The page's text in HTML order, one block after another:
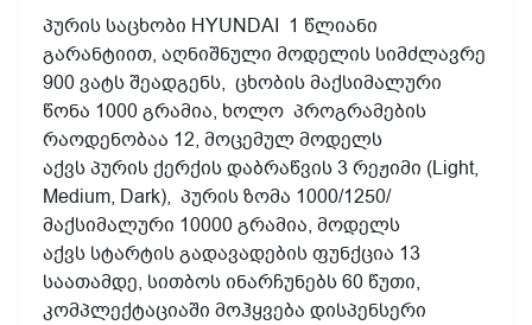
პურის საცხობი HYUNDAI 1 წლიანი
გარანტიით, აღნიშნული მოდელის სიმძლავრე
900 ვატს შეადგენს, ცხობის მაქსიმალური
წონა 1000 გრამია, ხოლო პროგრამების
რაოდენობაა 12, მოცემულ მოდელს
აქვს პურის ქერქის დაბრაწვის 3 რეჟიმი (Light,
Medium, Dark), პურის ზომა 1000/1250/
მაქსიმალური 10000 გრამია, მოდელს
აქვს სტარტის გადავადების ფუნქცია 13
საათამდე, სითბოს ინარჩუნებს 60 წუთი,
კომპლექტაციაში მოჰყვება დისპენსერი